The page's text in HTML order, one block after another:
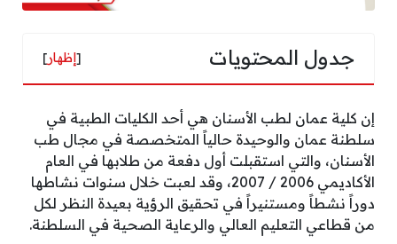
جدول المحتويات [إظهار]
إن كلية عمان لطب الأسنان هي أحد الكليات الطبية في
سلطنة عمان والوحيدة حالياً المتخصصة في مجال طب
الأسنان، والتي استقبلت أول دفعة من طلابها في العام
الأكاديمي 2006 / 2007، وقد لعبت خلال سنوات نشاطها
دوراً نشطاً ومستنيراً في تحقيق الرؤية بعيدة النظر لكل
من قطاعي التعليم العالي والرعاية الصحية في السلطنة.